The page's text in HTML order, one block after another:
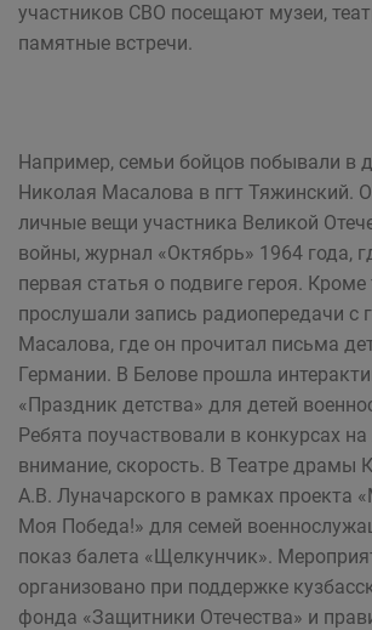
участников СВО посещают музеи,
памятные встречи.
Например, семьи бойцов побывали в
Николая Масалова в пгт Тяжинский.
личные вещи участника Великой
войны, журнал «Октябрь» 1964 года,
первая статья о подвиге героя. Кроме
прослушали запись радиопередачи с
Масалова, где он прочитал письма
Германии. В Белове прошла
«Праздник детства» для детей
Ребята поучаствовали в конкурсах на
внимание, скорость. В Театре драмы
А.В. Луначарского в рамках проекта
Моя Победа!» для семей
показ балета «Щелкунчик».
организовано при поддержке
фонда «Защитники Отечества» и